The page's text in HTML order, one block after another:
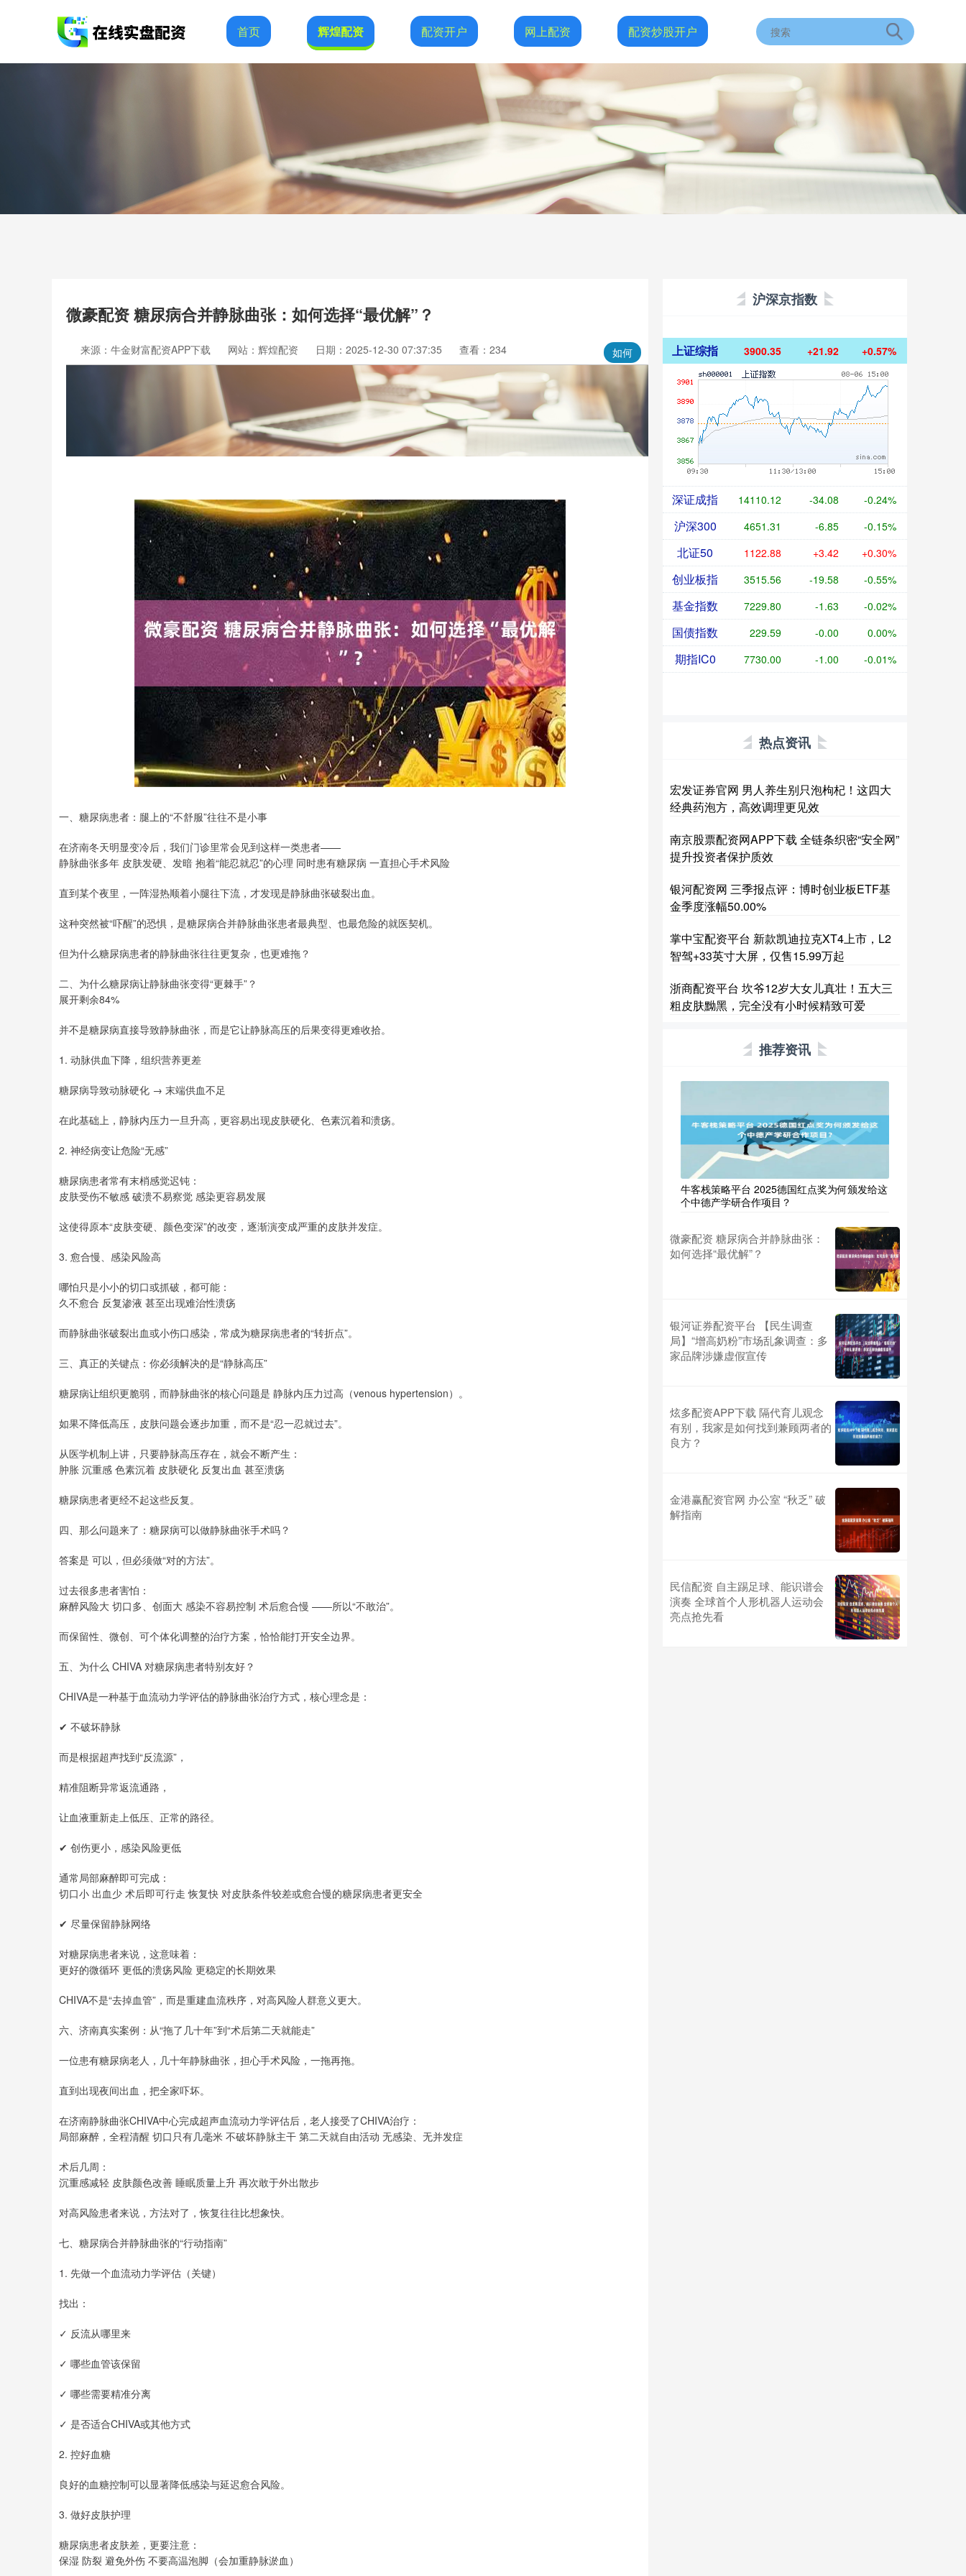
首页 辉煌配资 配资开户 网上配资 配资炒股开户
微豪配资 糖尿病合并静脉曲张：如何选择“最优解”？
如何
来源：牛金财富配资APP下载 网站：辉煌配资 日期：2025-12-30 07:37:35 查看：234
一、糖尿病患者：腿上的“不舒服”往往不是小事
在济南冬天明显变冷后，我们门诊里常会见到这样一类患者——
静脉曲张多年 皮肤发硬、发暗 抱着“能忍就忍”的心理 同时患有糖尿病 一直担心手术风险
直到某个夜里，一阵湿热顺着小腿往下流，才发现是静脉曲张破裂出血。
这种突然被“吓醒”的恐惧，是糖尿病合并静脉曲张患者最典型、也最危险的就医契机。
但为什么糖尿病患者的静脉曲张往往更复杂，也更难拖？
二、为什么糖尿病让静脉曲张变得“更棘手”？
展开剩余84%
并不是糖尿病直接导致静脉曲张，而是它让静脉高压的后果变得更难收拾。
1. 动脉供血下降，组织营养更差
糖尿病导致动脉硬化 → 末端供血不足
在此基础上，静脉内压力一旦升高，更容易出现皮肤硬化、色素沉着和溃疡。
2. 神经病变让危险“无感”
糖尿病患者常有末梢感觉迟钝：
皮肤受伤不敏感 破溃不易察觉 感染更容易发展
这使得原本“皮肤变硬、颜色变深”的改变，逐渐演变成严重的皮肤并发症。
3. 愈合慢、感染风险高
哪怕只是小小的切口或抓破，都可能：
久不愈合 反复渗液 甚至出现难治性溃疡
而静脉曲张破裂出血或小伤口感染，常成为糖尿病患者的“转折点”。
三、真正的关键点：你必须解决的是“静脉高压”
糖尿病让组织更脆弱，而静脉曲张的核心问题是 静脉内压力过高（venous hypertension）。
如果不降低高压，皮肤问题会逐步加重，而不是“忍一忍就过去”。
从医学机制上讲，只要静脉高压存在，就会不断产生：
肿胀 沉重感 色素沉着 皮肤硬化 反复出血 甚至溃疡
糖尿病患者更经不起这些反复。
四、那么问题来了：糖尿病可以做静脉曲张手术吗？
答案是 可以，但必须做“对的方法”。
过去很多患者害怕：
麻醉风险大 切口多、创面大 感染不容易控制 术后愈合慢 ——所以“不敢治”。
而保留性、微创、可个体化调整的治疗方案，恰恰能打开安全边界。
五、为什么 CHIVA 对糖尿病患者特别友好？
CHIVA是一种基于血流动力学评估的静脉曲张治疗方式，核心理念是：
✔ 不破坏静脉
而是根据超声找到“反流源”，
精准阻断异常返流通路，
让血液重新走上低压、正常的路径。
✔ 创伤更小，感染风险更低
通常局部麻醉即可完成：
切口小 出血少 术后即可行走 恢复快 对皮肤条件较差或愈合慢的糖尿病患者更安全
✔ 尽量保留静脉网络
对糖尿病患者来说，这意味着：
更好的微循环 更低的溃疡风险 更稳定的长期效果
CHIVA不是“去掉血管”，而是重建血流秩序，对高风险人群意义更大。
六、济南真实案例：从“拖了几十年”到“术后第二天就能走”
一位患有糖尿病老人，几十年静脉曲张，担心手术风险，一拖再拖。
直到出现夜间出血，把全家吓坏。
在济南静脉曲张CHIVA中心完成超声血流动力学评估后，老人接受了CHIVA治疗：
局部麻醉，全程清醒 切口只有几毫米 不破坏静脉主干 第二天就自由活动 无感染、无并发症
术后几周：
沉重感减轻 皮肤颜色改善 睡眠质量上升 再次敢于外出散步
对高风险患者来说，方法对了，恢复往往比想象快。
七、糖尿病合并静脉曲张的“行动指南”
1. 先做一个血流动力学评估（关键）
找出：
✓ 反流从哪里来
✓ 哪些血管该保留
✓ 哪些需要精准分离
✓ 是否适合CHIVA或其他方式
2. 控好血糖
良好的血糖控制可以显著降低感染与延迟愈合风险。
3. 做好皮肤护理
糖尿病患者皮肤差，更要注意：
保湿 防裂 避免外伤 不要高温泡脚（会加重静脉淤血）
沪深京指数
上证综指 3900.35 +21.92 +0.57%
深证成指 14110.12 -34.08 -0.24%
沪深300 4651.31 -6.85 -0.15%
北证50 1122.88 +3.42 +0.30%
创业板指 3515.56 -19.58 -0.55%
基金指数 7229.80 -1.63 -0.02%
国债指数 229.59 -0.00 0.00%
期指IC0 7730.00 -1.00 -0.01%
热点资讯
宏发证券官网 男人养生别只泡枸杞！这四大
经典药泡方，高效调理更见效
南京股票配资网APP下载 全链条织密“安全网”
提升投资者保护质效
银河配资网 三季报点评：博时创业板ETF基
金季度涨幅50.00%
掌中宝配资平台 新款凯迪拉克XT4上市，L2
智驾+33英寸大屏，仅售15.99万起
浙商配资平台 坎爷12岁大女儿真壮！五大三
粗皮肤黝黑，完全没有小时候精致可爱
推荐资讯
牛客栈策略平台 2025德国红点奖为何颁发给这
个中德产学研合作项目？
微豪配资 糖尿病合并静脉曲张：
如何选择“最优解”？
银河证券配资平台 【民生调查
局】“增高奶粉”市场乱象调查：多
家品牌涉嫌虚假宣传
炫多配资APP下载 隔代育儿观念
有别，我家是如何找到兼顾两者的
良方？
金港赢配资官网 办公室 “秋乏” 破
解指南
民信配资 自主踢足球、能识谱会
演奏 全球首个人形机器人运动会
亮点抢先看